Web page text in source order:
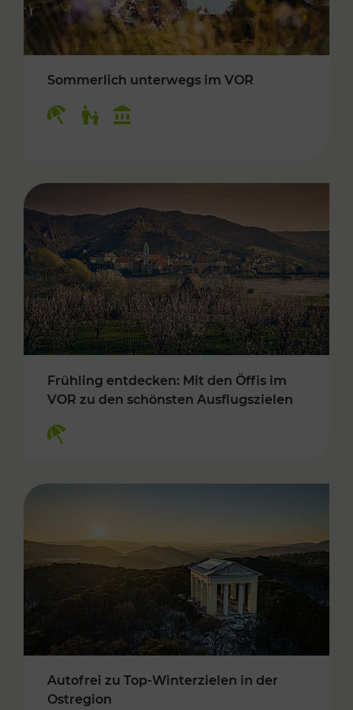
Sommerlich unterwegs im VOR
Frühling entdecken: Mit den Öffis im
VOR zu den schönsten Ausflugszielen
Autofrei zu Top-Winterzielen in der
Ostregion